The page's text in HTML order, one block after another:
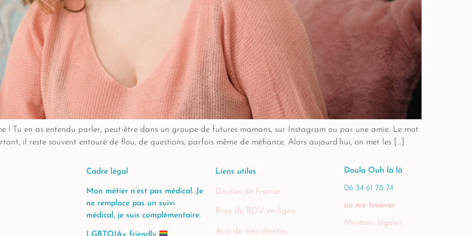
! Tu en as entendu parler, peut-être dans un groupe de futures mamans, sur Instagram ou par une amie. Le mot
il reste souvent entouré de flou, de questions, parfois même de méfiance. Alors aujourd’hui, on met les […]
Cadre légal
Mon métier n’est pas médical. Je
ne remplace pas un suivi
médical, je suis complémentaire.
Liens utiles
Doulas de France
Prise de RDV en ligne
Avis de mes clientes
Doula Ouh là là
06 34 61 78 74
où me trouver
Mentions légales